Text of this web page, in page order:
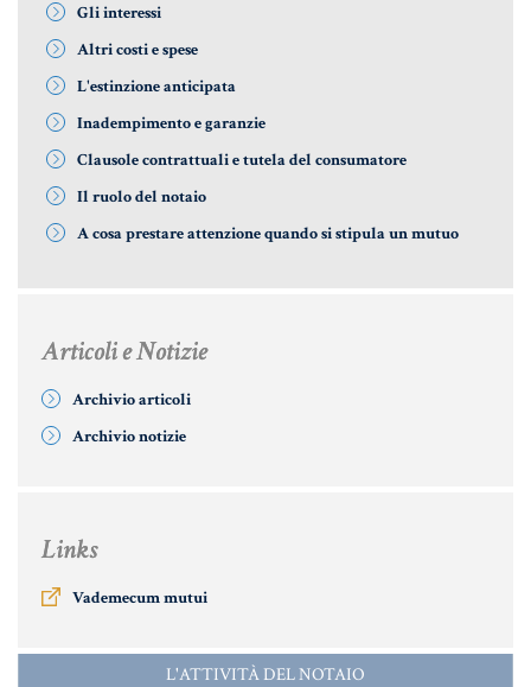
ANTIRICICLAGGIO
AUTOCERTIFICAZIONE
STRANIERI IN ITALIA
VADEMECUM
Gli interessi
Altri costi e spese
L'estinzione anticipata
Inadempimento e garanzie
Clausole contrattuali e tutela del consumatore
Il ruolo del notaio
A cosa prestare attenzione quando si stipula un mutuo
Articoli e Notizie
Archivio articoli
Archivio notizie
Links
Vademecum mutui
L'ATTIVITÀ DEL NOTAIO